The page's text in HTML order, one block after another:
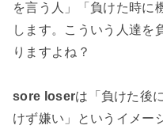
を言う人」「負けた時に
します。こういう人達を
りますよね？
sore loserは「負けた後
けず嫌い」というイメー